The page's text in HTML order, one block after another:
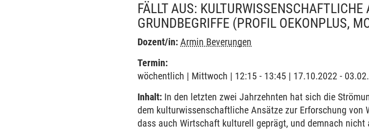
FÄLLT AUS:
GRUNDBEGRIFFE (PROFIL OEKONPLUS,
Dozent/in: Armin Beverungen
Termin:
wöchentlich | Mittwoch | 12:15 - 13:45 | 17.10.2022 -
Inhalt: In den letzten zwei Jahrzehnten hat sich die
dem kulturwissenschaftliche Ansätze zur Erforschung von
dass auch Wirtschaft kulturell geprägt, und demnach